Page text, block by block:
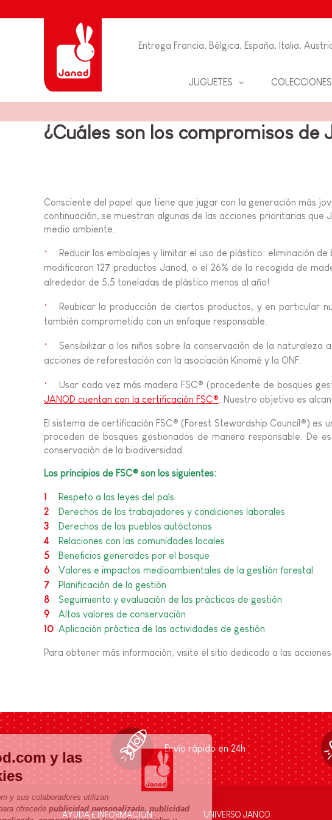
Janod.com y las
cookies
Janod.com y sus colaboradores utilizan
cookies para ofrecerlepublicidad personalizada, publicidad
Entrega Francia, Bélgica, España, Italia,
JUGUETES
JUEGOS DE MESA
JUEGO DE HABILIDAD
JUGUETES DE BAÑO
BEBÉS & PRIMERA INFANCIA
UNIVERSOS
AIRE LIBRE
PIZARRAS, MOBILIARIO &
DECORACION
COLECCIONES
JUEGOS DE IMITACION
JUEGOS & PUZLES
PARA NINOS
PIEZAS SUELTAS
¿Cuáles son los compromisos de
Consciente del papel que tiene que jugar con la generación más
continuación, se muestran algunas de las acciones prioritarias
medio ambiente.
Reducir los embalajes y limitar el uso de plástico: eliminación
modificaron 127 productos Janod, o el 26% de la recogida de
alrededor de 5,5 toneladas de plástico menos al año!
Reubicar la producción de ciertos productos, y en particular
también comprometido con un enfoque responsable.
Sensibilizar a los niños sobre la conservación de la naturaleza
acciones de reforestación con la asociación Kinomé y la ONF.
Usar cada vez más madera FSC® (procedente de bosques
JANOD cuentan con la certificación FSC® . Nuestro objetivo es
El sistema de certificación FSC® (Forest Stewardship Council®)
proceden de bosques gestionados de manera responsable. De
conservación de la biodiversidad.
Los principios de FSC® son los siguientes:
Respeto a las leyes del país
Derechos de los trabajadores y condiciones laborales
Derechos de los pueblos autóctonos
Relaciones con las comunidades locales
Beneficios generados por el bosque
Valores e impactos medioambientales de la gestión forestal
Planificación de la gestión
Seguimiento y evaluación de las prácticas de gestión
Altos valores de conservación
Aplicación práctica de las actividades de gestión
Para obtener más información, visite el sitio dedicado a las
Envío rápido en 24h
AYUDA E INFORMACIÓN UNIVERSO JANOD